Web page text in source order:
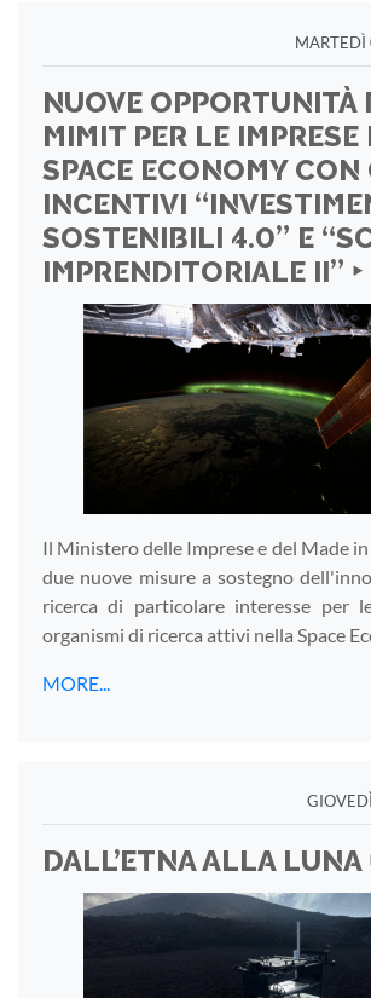
MARTEDÌ
NUOVE OPPORTUNITÀ
MIMIT PER LE
SPACE ECONOMY CON
INCENTIVI
SOSTENIBILI 4.0” E
IMPRENDITORIALE II” ‣
Il Ministero delle Imprese e del Made
due nuove misure a sostegno
ricerca di particolare interesse per
organismi di ricerca attivi nella Space
MORE...
DALL’ETNA ALLA LUNA